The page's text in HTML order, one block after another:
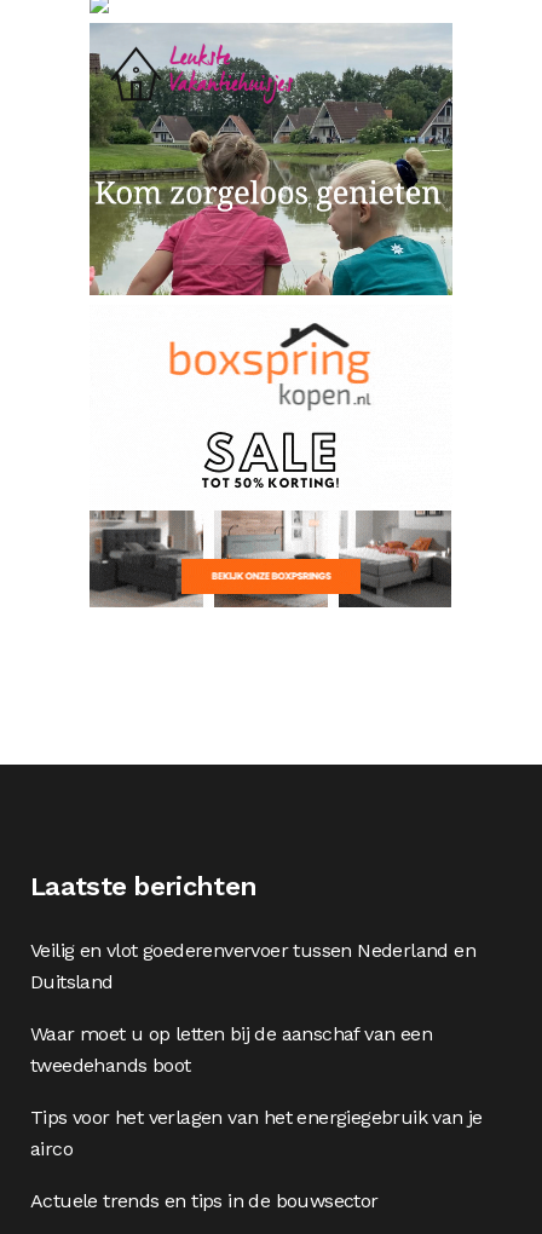
Laatste berichten
Veilig en vlot goederenvervoer tussen Nederland en
Duitsland
Waar moet u op letten bij de aanschaf van een
tweedehands boot
Tips voor het verlagen van het energiegebruik van je
airco
Actuele trends en tips in de bouwsector